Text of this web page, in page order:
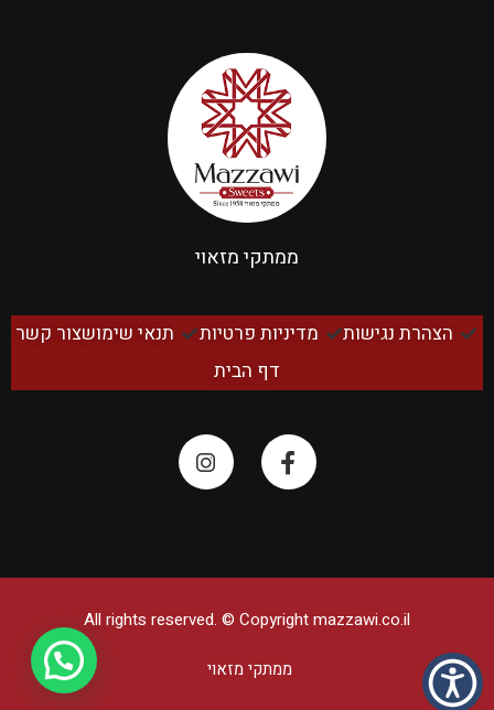
ממתקי מזאוי
הצהרת נגישות מדיניות פרטיות תנאי שימושצור קשר
דף הבית
All rights reserved. © Copyrightmazzawi.co.il
ממתקי מזאוי